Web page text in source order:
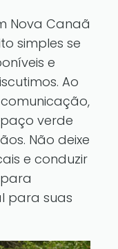
Nova Canaã
simples se
e
Ao
verde
Não deixe
e conduzir
para suas